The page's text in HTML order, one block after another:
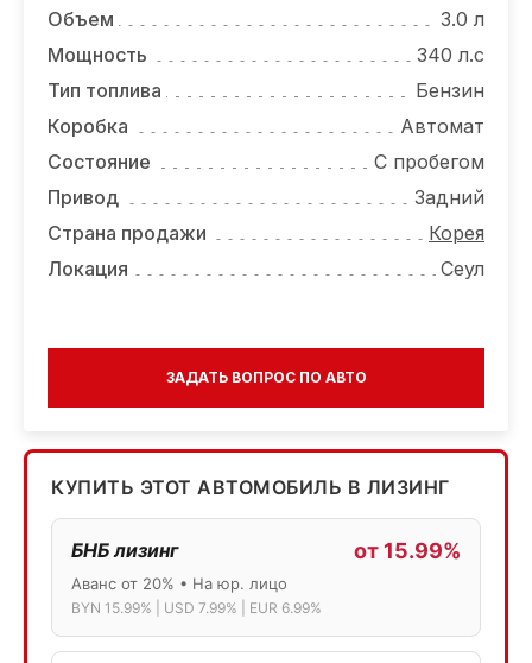
Объем
3.0 л
Мощность
340 л.с
Тип топлива
Бензин
Коробка
Автомат
Состояние
С пробегом
Привод
Задний
Страна продажи
Корея
Локация
Сеул
ЗАДАТЬ ВОПРОС ПО АВТО
КУПИТЬ ЭТОТ АВТОМОБИЛЬ В ЛИЗИНГ
БНБ лизинг от 15.99%
Аванс от 20% • На юр. лицо
BYN 15.99% | USD 7.99% | EUR 6.99%